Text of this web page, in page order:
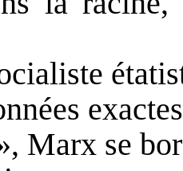
Marx se